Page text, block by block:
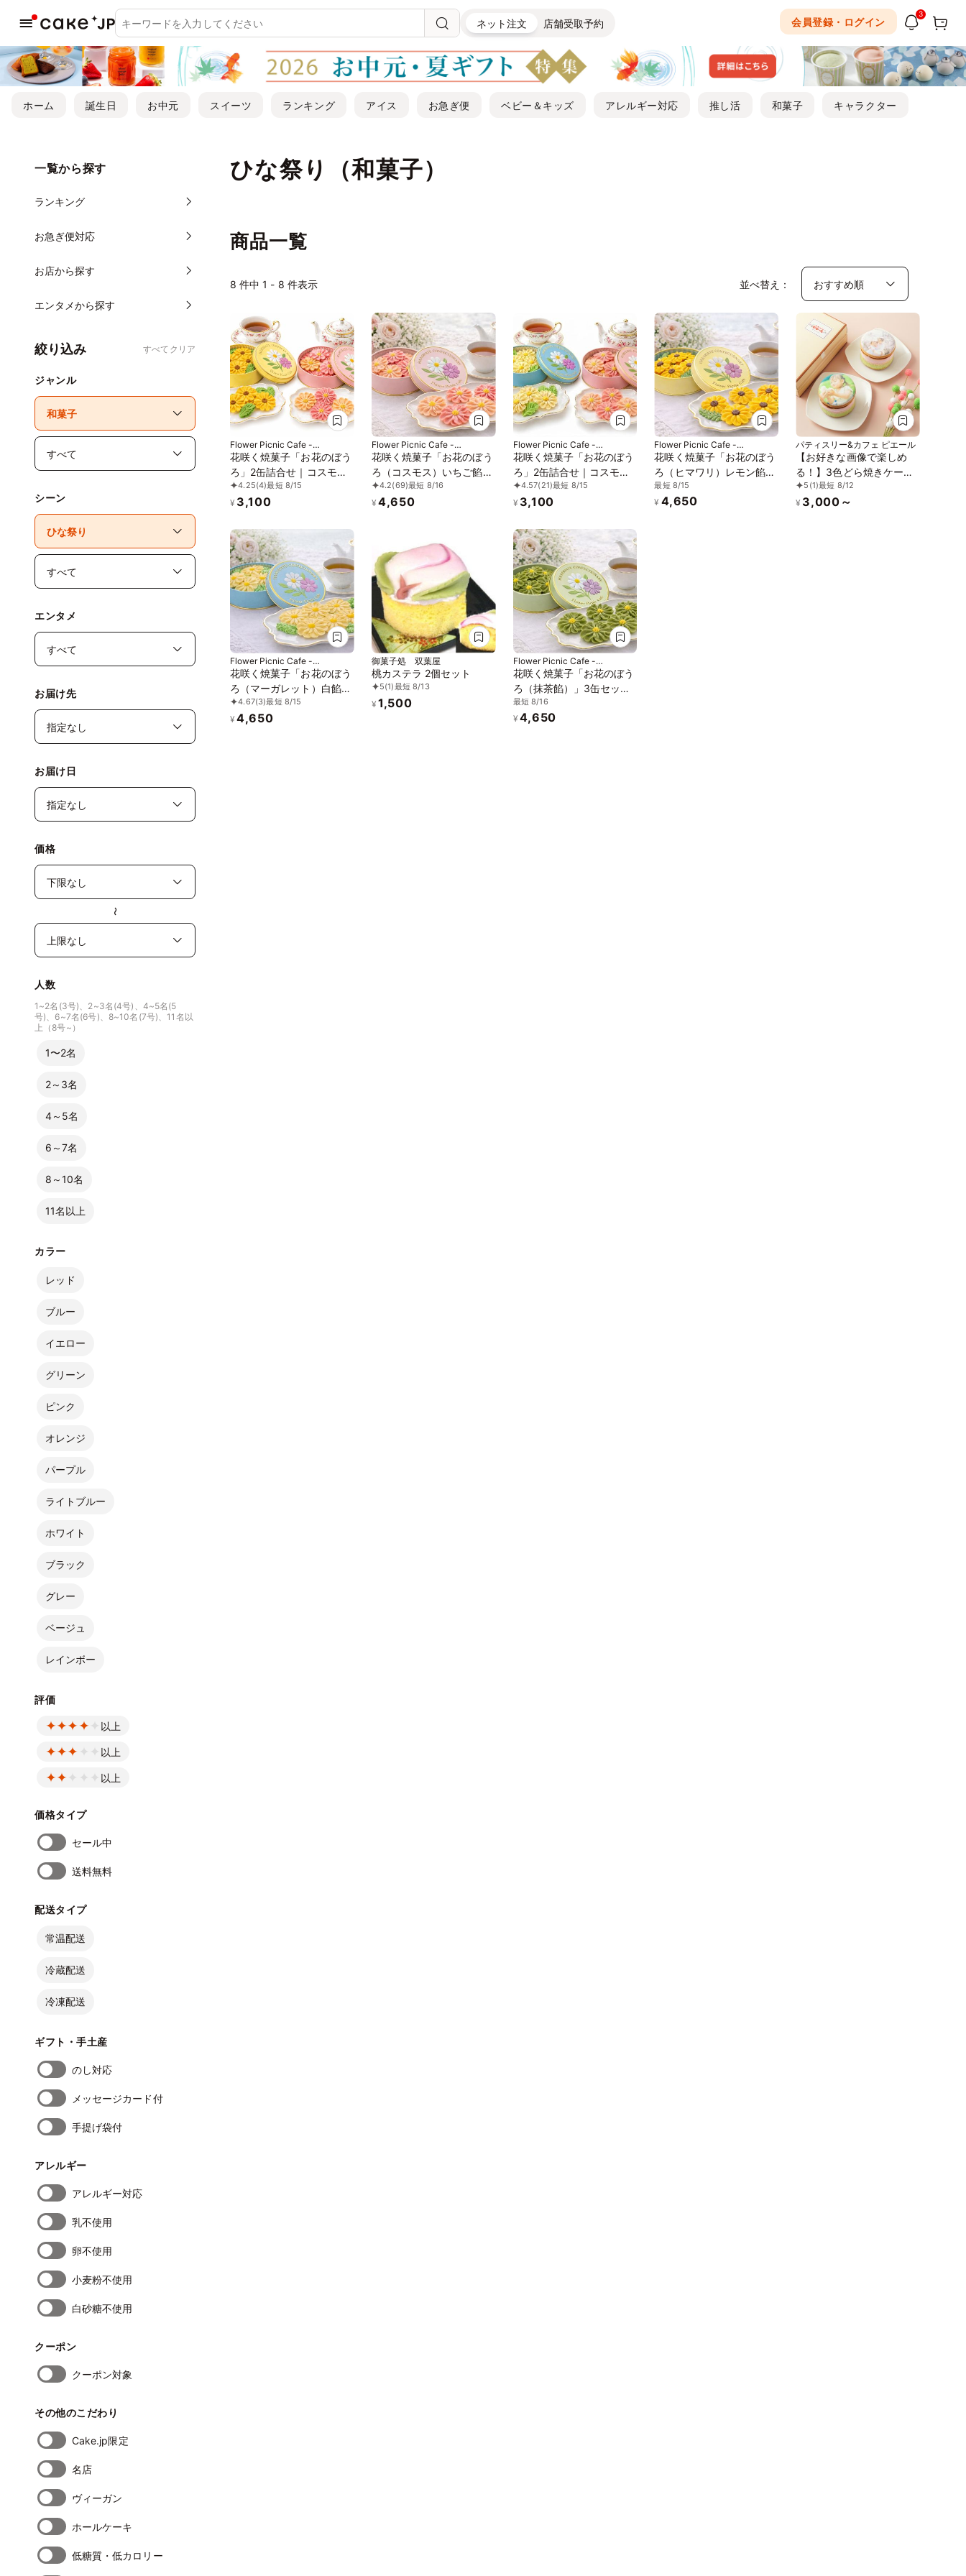
ネット注文 店舗受取予約 会員登録・ログイン
3
ホーム 誕生日 お中元 スイーツ ランキング アイス お急ぎ便 ベビー＆キッズ アレルギー対応 推し活 和菓子 キャラクター
ひな祭り（和菓子）
一覧から探す
ランキング
お急ぎ便対応
お店から探す
エンタメから探す
絞り込み すべてクリア
ジャンル
シーン
エンタメ
お届け先
お届け日
価格
〜
人数
1~2名(3号)、2~3名(4号)、4~5名(5
号)、6~7名(6号)、8~10名(7号)、11名以
上（8号~）
1〜2名
2～3名
4～5名
6～7名
8～10名
11名以上
カラー
レッド
ブルー
イエロー
グリーン
ピンク
オレンジ
パープル
ライトブルー
ホワイト
ブラック
グレー
ベージュ
レインボー
評価
以上
以上
以上
価格タイプ
セール中
送料無料
配送タイプ
常温配送
冷蔵配送
冷凍配送
ギフト・手土産
のし対応
メッセージカード付
手提げ袋付
アレルギー
アレルギー対応
乳不使用
卵不使用
小麦粉不使用
白砂糖不使用
クーポン
クーポン対象
その他のこだわり
Cake.jp限定
名店
ヴィーガン
ホールケーキ
低糖質・低カロリー
商品一覧
8 件中 1 - 8 件表示 並べ替え：
Flower Picnic Cafe -
Hakodate-
花咲く焼菓子「お花のぼう
ろ」2缶詰合せ｜コスモ
ス・ヒマワリ｜クリアケー
ス仕様｜
4.25(4)最短 8/15
¥ 3,100
Flower Picnic Cafe -
Hakodate-
花咲く焼菓子「お花のぼう
ろ（コスモス）いちご餡白
餡」3缶セット｜オリジナ
ル紙袋を3枚
4.2(69)最短 8/16
¥ 4,650
Flower Picnic Cafe -
Hakodate-
花咲く焼菓子「お花のぼう
ろ」2缶詰合せ｜コスモ
ス・マーガレット｜専用ク
リアケース付き｜
4.57(21)最短 8/15
¥ 3,100
Flower Picnic Cafe -
Hakodate-
花咲く焼菓子「お花のぼう
ろ（ヒマワリ）レモン餡」
3缶セット｜オリジナル紙
袋を3枚
最短 8/15
¥ 4,650
パティスリー&カフェ ピエール
【お好きな画像で楽しめ
る！】3色どら焼きケーキ
2個入（プリントアイシン
グクッキー付）
5 (1)最短 8/12
¥ 3,000～
Flower Picnic Cafe -
Hakodate-
花咲く焼菓子「お花のぼう
ろ（マーガレット）白餡」
3缶セット｜オリジナル紙
袋を3枚
4.67(3)最短 8/15
¥ 4,650
御菓子処 双葉屋
桃カステラ 2個セット
5(1)最短 8/13
¥ 1,500
Flower Picnic Cafe -
Hakodate-
花咲く焼菓子「お花のぼう
ろ（抹茶餡）」3缶セット
｜オリジナル紙袋を3枚
最短 8/16
¥ 4,650